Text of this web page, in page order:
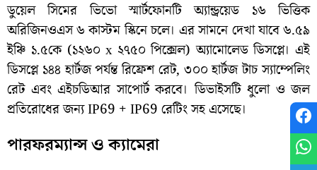
ডুয়েল সিমের ভিভো স্মার্টফোনটি অ্যান্ড্রয়েড ১৬ ভিত্তিক
অরিজিনওএস ৬ কাস্টম স্কিনে চলে। এর সামনে দেখা যাবে ৬.৫৯
ইঞ্চি ১.৫কে (১২৬০ x ২৭৫০ পিক্সেল) অ্যামোলেড ডিসপ্লে। এই
ডিসপ্লে ১৪৪ হার্টজ পর্যন্ত রিফ্রেশ রেট, ৩০০ হার্টজ টাচ স্যাম্পেলিং
রেট এবং এইচডিআর সাপোর্ট করবে। ডিভাইসটি ধুলো ও জল
প্রতিরোধের জন্য IP69 + IP69 রেটিং সহ এসেছে।
পারফরম্যান্স ও ক্যামেরা